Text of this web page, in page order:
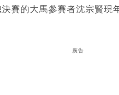
賽的大馬參賽者沈宗賢現
廣告